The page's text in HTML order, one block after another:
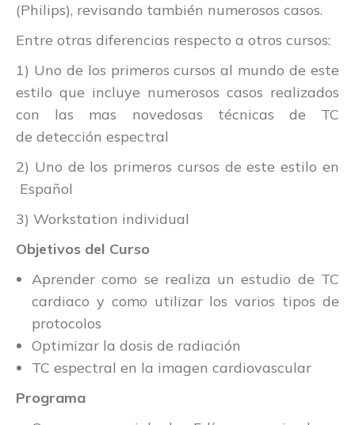
(Philips), revisando también numerosos casos.
Entre otras diferencias respecto a otros cursos:
1) Uno de los primeros cursos al mundo de este
estilo que incluye numerosos casos realizados
con las mas novedosas técnicas de TC
de detección espectral
2) Uno de los primeros cursos de este estilo en
Español
3) Workstation individual
Objetivos del Curso
Aprender como se realiza un estudio de TC
cardiaco y como utilizar los varios tipos de
protocolos
Optimizar la dosis de radiación
TC espectral en la imagen cardiovascular
Programa